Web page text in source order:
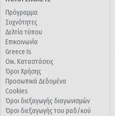
Πρόγραμμα
Συχνότητες
Δελτία τύπου
Επικοινωνία
Greece Is
Οικ. Καταστάσεις
Όροι Χρήσης
Προσωπικά Δεδομένα
Cookies
Όροι διεξαγωγής διαγωνισμών
Όροι διεξαγωγής του ραδ/κού